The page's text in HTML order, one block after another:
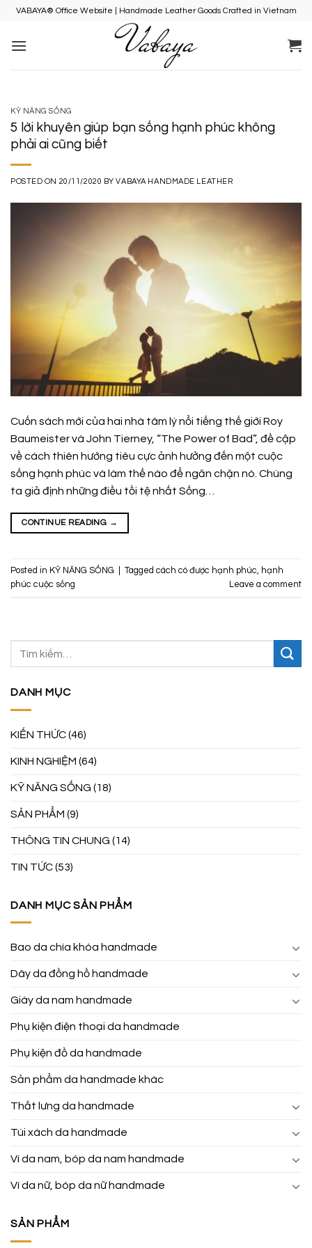
Skip
content
VABAYA® Office Website | Handmade Leather Goods Crafted in Vietnam
DANH MỤC
KIẾN THỨC(46)
KINH NGHIỆM (64)
KỸ NĂNG SỐNG (18)
SẢN PHẨM (9)
THÔNG TIN CHUNG (14)
TIN TỨC(53)
DANH MỤC SẢN PHẨM
Bao da chìa khóa handmade
Dây da đồng hồ handmade
Giày da nam handmade
Phụ kiện điện thoại da handmade
Phụ kiện đồ da handmade
Sản phẩm da handmade khác
Thắt lưng da handmade
Túi xách da handmade
Ví da nam, bóp da nam handmade
Ví da nữ, bóp da nữ handmade
SẢN PHẨM
KỸ NĂNG SỐNG
5 lời khuyên giúp bạn sống hạnh phúc không
phải ai cũng biết
POSTED ON 20/11/2020 BYVABAYA HANDMADE LEATHER
Cuốn sách mới của hai nhà tâm lý nổi tiếng thế giới Roy
Baumeister và John Tierney, “The Power of Bad”, đề cập
về cách thiên hướng tiêu cực ảnh hưởng đến một cuộc
sống hạnh phúc và làm thế nào để ngăn chặn nó. Chúng
ta giả định những điều tồi tệ nhất Sống…
CONTINUE READING →
Posted in KỸ NĂNG SỐNG Tagged cách có được hạnh phúc, hạnh
phúc cuộc sống
Leave a comment